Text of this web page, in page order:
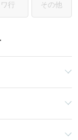
ワ行 その他